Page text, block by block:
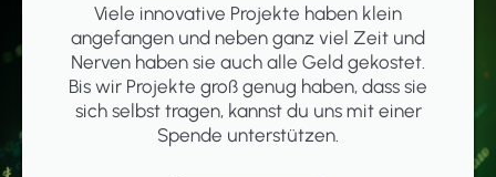
Viele innovative Projekte haben klein
angefangen und neben ganz viel Zeit und
Nerven haben sie auch alle Geld gekostet.
Bis wir Projekte groß genug haben, dass sie
sich selbst tragen, kannst du uns mit einer
Spende unterstützen.